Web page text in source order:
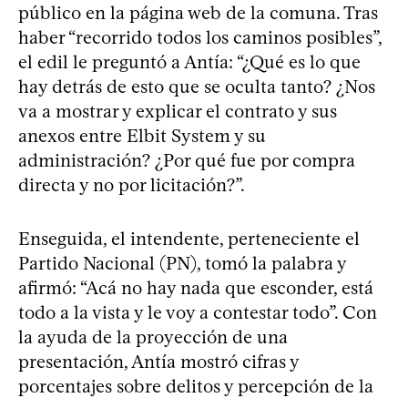
público en la página web de la comuna. Tras
haber “recorrido todos los caminos posibles”,
el edil le preguntó a Antía: “¿Qué es lo que
hay detrás de esto que se oculta tanto? ¿Nos
va a mostrar y explicar el contrato y sus
anexos entre Elbit System y su
administración? ¿Por qué fue por compra
directa y no por licitación?”.
Enseguida, el intendente, perteneciente el
Partido Nacional (PN), tomó la palabra y
afirmó: “Acá no hay nada que esconder, está
todo a la vista y le voy a contestar todo”. Con
la ayuda de la proyección de una
presentación, Antía mostró cifras y
porcentajes sobre delitos y percepción de la